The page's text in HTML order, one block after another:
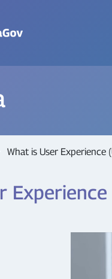
What is User Experience
Experience